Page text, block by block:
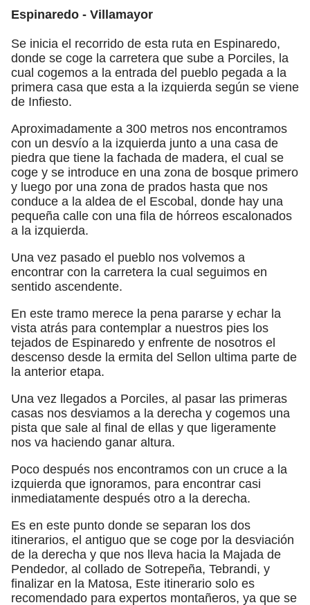
Espinaredo - Villamayor
Se inicia el recorrido de esta ruta en Espinaredo,
donde se coge la carretera que sube a Porciles, la
cual cogemos a la entrada del pueblo pegada a la
primera casa que esta a la izquierda según se viene
de Infiesto.
Aproximadamente a 300 metros nos encontramos
con un desvío a la izquierda junto a una casa de
piedra que tiene la fachada de madera, el cual se
coge y se introduce en una zona de bosque primero
y luego por una zona de prados hasta que nos
conduce a la aldea de el Escobal, donde hay una
pequeña calle con una fila de hórreos escalonados
a la izquierda.
Una vez pasado el pueblo nos volvemos a
encontrar con la carretera la cual seguimos en
sentido ascendente.
En este tramo merece la pena pararse y echar la
vista atrás para contemplar a nuestros pies los
tejados de Espinaredo y enfrente de nosotros el
descenso desde la ermita del Sellon ultima parte de
la anterior etapa.
Una vez llegados a Porciles, al pasar las primeras
casas nos desviamos a la derecha y cogemos una
pista que sale al final de ellas y que ligeramente
nos va haciendo ganar altura.
Poco después nos encontramos con un cruce a la
izquierda que ignoramos, para encontrar casi
inmediatamente después otro a la derecha.
Es en este punto donde se separan los dos
itinerarios, el antiguo que se coge por la desviación
de la derecha y que nos lleva hacia la Majada de
Pendedor, al collado de Sotrepeña, Tebrandi, y
finalizar en la Matosa, Este itinerario solo es
recomendado para expertos montañeros, ya que se